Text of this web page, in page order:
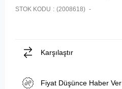
STOK KODU (2008618)
Karşılaştır
Fiyat Düşünce Haber Ver